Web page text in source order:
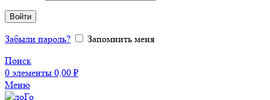
Войти
Забыли пароль?
Запомнить меня
Поиск
0 элементы 0,00 ₽
Меню